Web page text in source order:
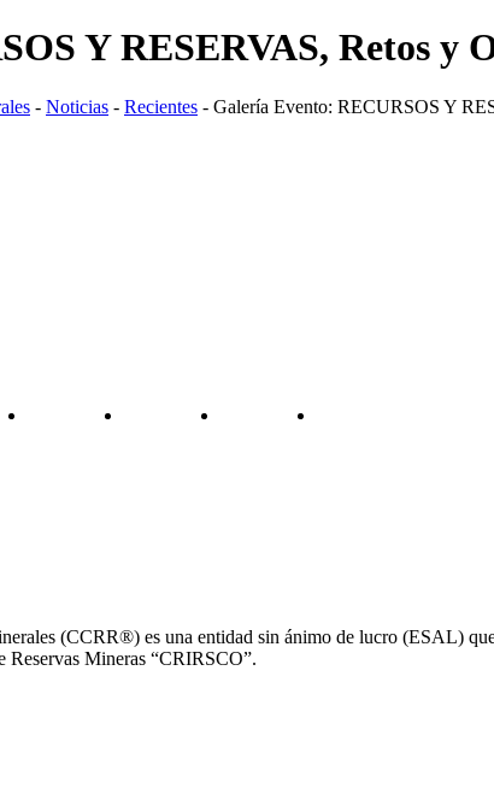
Y RESERVAS, Retos y
- Noticias - Recientes - Galería Evento: RECURSOS Y
(CCRR®) es una entidad sin ánimo de lucro (ESAL)
Reservas Mineras “CRIRSCO”.